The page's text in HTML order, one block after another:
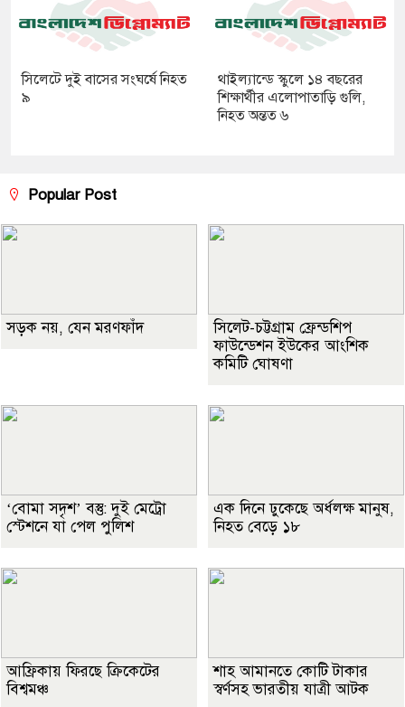
সিলেটে দুই বাসের সংঘর্ষে নিহত
৯
থাইল্যান্ডে স্কুলে ১৪ বছরের
শিক্ষার্থীর এলোপাতাড়ি গুলি,
নিহত অন্তত ৬
Popular Post
সড়ক নয়, যেন মরণফাঁদ
সিলেট-চট্টগ্রাম ফ্রেন্ডশিপ
ফাউন্ডেশন ইউকের আংশিক
কমিটি ঘোষণা
‘বোমা সদৃশ’ বস্তু: দুই মেট্রো
স্টেশনে যা পেল পুলিশ
এক দিনে ঢুকেছে অর্ধলক্ষ মানুষ,
নিহত বেড়ে ১৮
আফ্রিকায় ফিরছে ক্রিকেটের
বিশ্বমঞ্চ
শাহ আমানতে কোটি টাকার
স্বর্ণসহ ভারতীয় যাত্রী আটক